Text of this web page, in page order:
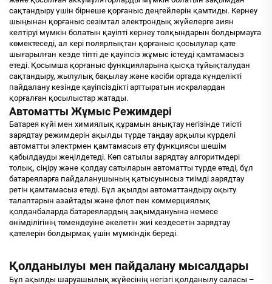
сақтандыру үшін бірнеше қорғаныс деңгейлерін қамтиды. Кернеу
шыңынан қорғаныс сезімтал электрондық жүйелерге зиян
келтіруі мүмкін болатын қауіпті кернеу толқындарын болдырмауға
көмектеседі, ал кері полярлықтан қорғаныс қосылулар қате
шығарылған кезде тіпті де қауіпсіз жұмыс істеуді қамтамасыз
етеді. Қосымша қорғаныс функцияларына қысқа тұйықталудан
сақтандыру, жылулық бақылау және кәсіби ортада күнделікті
пайдалану кезінде қауіпсіздікті арттыратын искралардан
қорғалған қосылыстар жатады.
Автоматты Жұмыс Режимдері
Батарея күйі мен химиялық құрамын анықтау негізінде тиісті
зарядтау режимдерін ақылды түрде таңдау арқылы күрделі
автоматты электрмен қамтамасыз ету функциясы шешім
қабылдауды жеңілдетеді. Көп сатылы зарядтау алгоритмдері
толық, сіңіру және қолдау сатыларын автоматты түрде өтеді, бұл
батареяларға пайдаланушының қатысуынсыз тиімді зарядтау
ретін қамтамасыз етеді. Бұл ақылды автоматтандыру оқыту
талаптарын азайтады және флот пен коммерциялық
қолданбаларда батареялардың зақымдануына немесе
өнімділігінің төмендеуіне әкелетін жиі кездесетін зарядтау
қателерін болдырмақ үшін мүмкіндік береді.
Қолданылуы мен пайдалану мысалдары
Бұл ақылды шаруашылық жүйесінің негізгі қолданылу саласы –